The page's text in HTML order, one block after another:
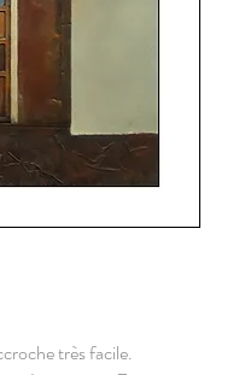
très facile.